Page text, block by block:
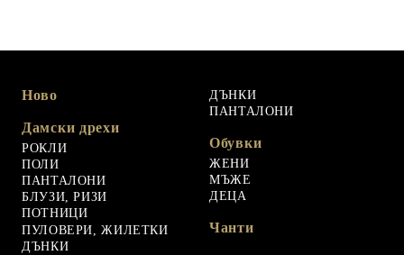
Ново
Дамски дрехи
РОКЛИ
ПОЛИ
ПАНТАЛОНИ
БЛУЗИ, РИЗИ
ПОТНИЦИ
ПУЛОВЕРИ, ЖИЛЕТКИ
ДЪНКИ
ДЪНКИ
ПАНТАЛОНИ
Обувки
ЖЕНИ
МЪЖЕ
ДЕЦА
Чанти